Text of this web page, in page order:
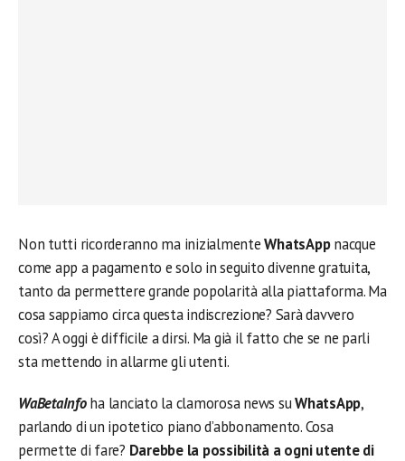
Non tutti ricorderanno ma inizialmenteWhatsAppnacque
come app a pagamento e solo in seguito divenne gratuita,
tanto da permettere grande popolarità alla piattaforma. Ma
cosa sappiamo circa questa indiscrezione? Sarà davvero
così? A oggi è difficile a dirsi. Ma già il fatto che se ne parli
sta mettendo in allarme gli utenti.
WaBetaInfoha lanciato la clamorosa news suWhatsApp,
parlando di un ipotetico piano d’abbonamento. Cosa
permette di fare? Darebbe la possibilità a ogni utente di